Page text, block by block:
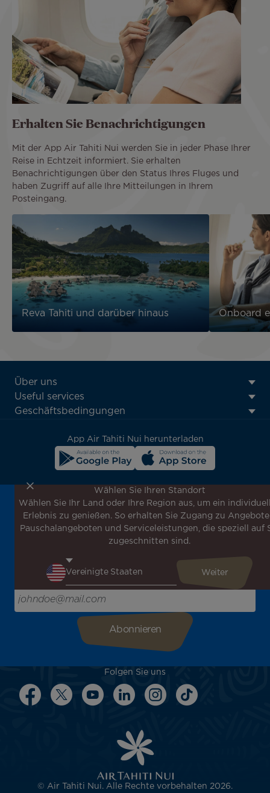
Erhalten Sie Benachrichtigungen
Mit der App Air Tahiti Nui werden Sie in jeder Phase Ihrer
Reise in Echtzeit informiert. Sie erhalten
Benachrichtigungen über den Status Ihres Fluges und
haben Zugriff auf alle Ihre Mitteilungen in Ihrem
Posteingang.
Reva Tahiti und darüber hinaus Onboard
ATN:
Footer
menu
Über uns
Useful services
Geschäftsbedingungen
App Air Tahiti Nui herunterladen
Melden Sie sich für unseren Newsletter an, um die
neuesten Nachrichten zu erhalten!
Erhalten Sie unsere verschiedenen Sonderangebote und
Aktionen vor allen anderen, entdecken Sie unsere
inspirieren!
Bitte geben Sie hier Ihre E-Mail-Adresse ein
Folgen Sie uns
Wählen Sie Ihren Standort
Wählen Sie Ihr Land oder Ihre Region aus, um ein
Erlebnis zu genießen. So erhalten Sie Zugang zu
Pauschalangeboten und Serviceleistungen, die speziell auf
zugeschnitten sind.
© Air Tahiti Nui. Alle Rechte vorbehalten 2026.